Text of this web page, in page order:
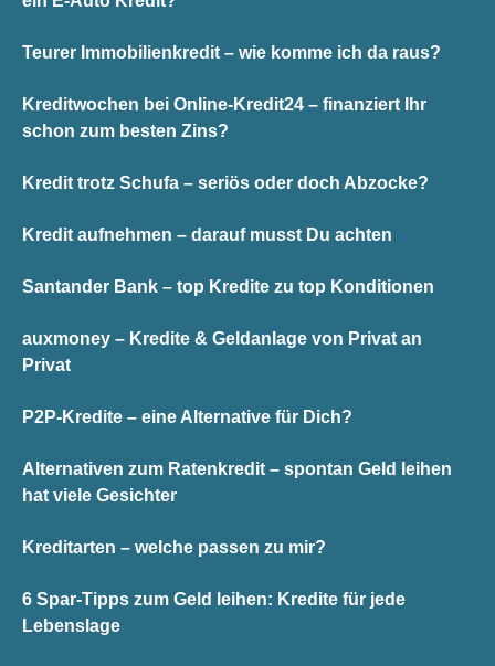
Teurer Immobilienkredit – wie komme ich da raus?
Kreditwochen bei Online-Kredit24 – finanziert Ihr
schon zum besten Zins?
Kredit trotz Schufa – seriös oder doch Abzocke?
Kredit aufnehmen – darauf musst Du achten
Santander Bank – top Kredite zu top Konditionen
auxmoney – Kredite & Geldanlage von Privat an
Privat
P2P-Kredite – eine Alternative für Dich?
Alternativen zum Ratenkredit – spontan Geld leihen
hat viele Gesichter
Kreditarten – welche passen zu mir?
6 Spar-Tipps zum Geld leihen: Kredite für jede
Lebenslage